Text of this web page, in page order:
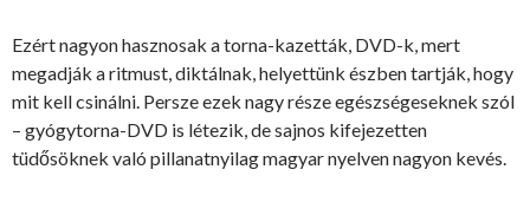
Ezért nagyon hasznosak a torna-kazetták, DVD-k, mert
megadják a ritmust, diktálnak, helyettünk észben tartják, hogy
mit kell csinálni. Persze ezek nagy része egészségeseknek szól
– gyógytorna-DVD is létezik, de sajnos kifejezetten
tüdősöknek való pillanatnyilag magyar nyelven nagyon kevés.